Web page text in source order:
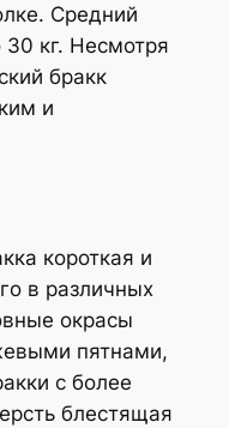
Средний
30 кг. Несмотря
бракк
и
короткая и
в различных
окрасы
пятнами,
с более
блестящая